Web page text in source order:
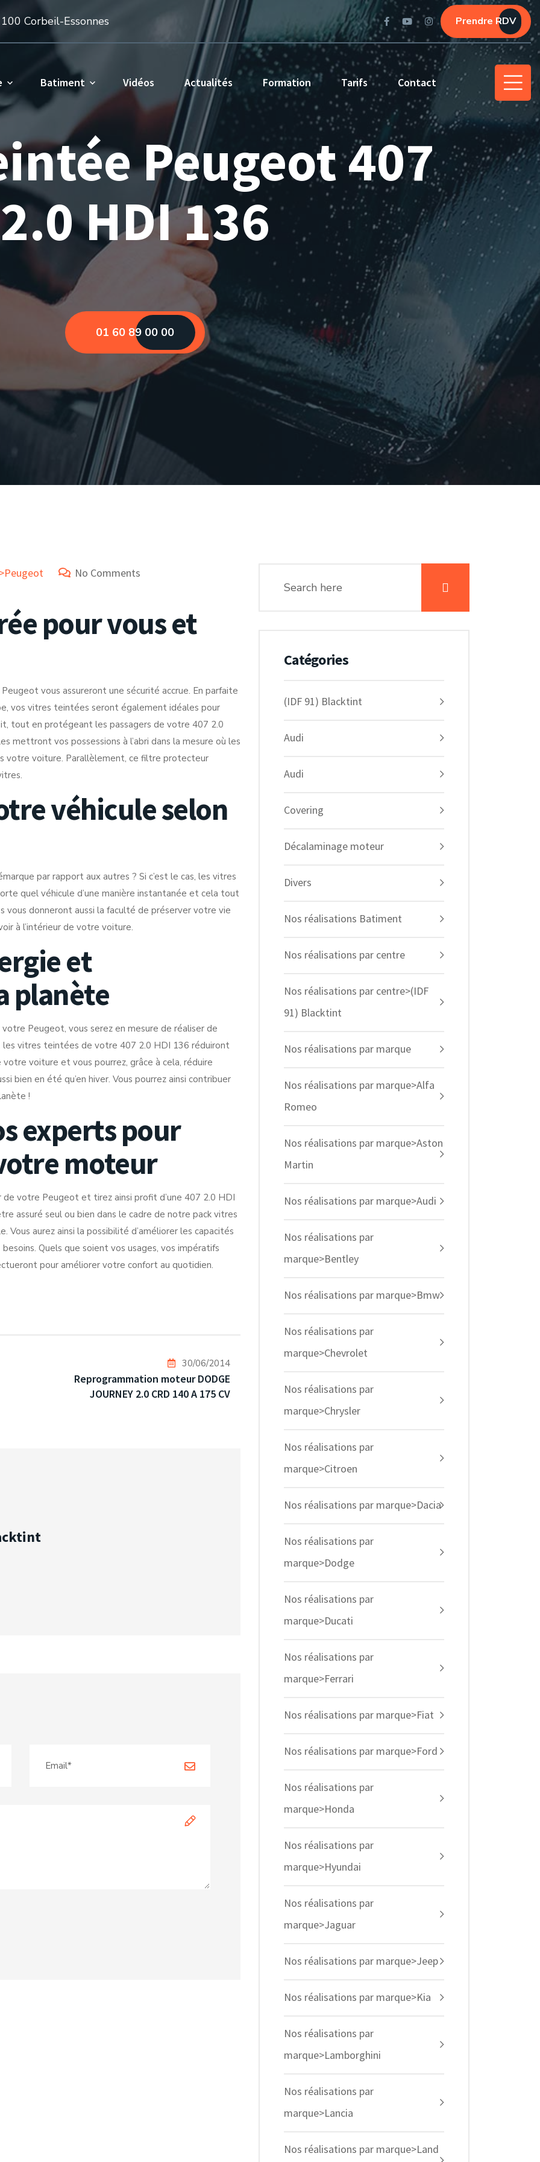
Corbeil-Essonnes Prendre RDV
Batiment Vidéos Actualités Formation Tarifs Contact
Peugeot 407
2.0 HDI 136
01 60 89 00 00
No Comments
pour vous et
vous assureront une sécurité accrue. En parfaite
vos vitres teintées seront également idéales pour
tout en protégeant les passagers de votre 407 2.0
mettront vos possessions à l’abri dans la mesure où les
votre voiture. Parallèlement, ce filtre protecteur
véhicule selon
par rapport aux autres ? Si c’est le cas, les vitres
quel véhicule d’une manière instantanée et cela tout
vous donneront aussi la faculté de préserver votre vie
à l’intérieur de votre voiture.
et
planète
Peugeot, vous serez en mesure de réaliser de
vitres teintées de votre 407 2.0 HDI 136 réduiront
voiture et vous pourrez, grâce à cela, réduire
bien en été qu’en hiver. Vous pourrez ainsi contribuer
!
experts pour
moteur
votre Peugeot et tirez ainsi profit d’une 407 2.0 HDI
assuré seul ou bien dans le cadre de notre pack vitres
aurez ainsi la possibilité d’améliorer les capacités
Quels que soient vos usages, vos impératifs
pour améliorer votre confort au quotidien.
30/06/2014
Reprogrammation moteur DODGE
JOURNEY 2.0 CRD 140 A 175 CV
Catégories
(IDF 91) Blacktint
Audi
Audi
Covering
Décalaminage moteur
Divers
Nos réalisations Batiment
Nos réalisations par centre
Nos réalisations par centre>(IDF
91) Blacktint
Nos réalisations par marque
Nos réalisations par marque>Alfa
Romeo
Nos réalisations par marque>Aston
Martin
Nos réalisations par marque>Audi
Nos réalisations par
marque>Bentley
Nos réalisations par marque>Bmw
Nos réalisations par
marque>Chevrolet
Nos réalisations par
marque>Chrysler
Nos réalisations par
marque>Citroen
Nos réalisations par marque>Dacia
Nos réalisations par
marque>Dodge
Nos réalisations par
marque>Ducati
Nos réalisations par
marque>Ferrari
Nos réalisations par marque>Fiat
Nos réalisations par marque>Ford
Nos réalisations par
marque>Honda
Nos réalisations par
marque>Hyundai
Nos réalisations par
marque>Jaguar
Nos réalisations par marque>Jeep
Nos réalisations par marque>Kia
Nos réalisations par
marque>Lamborghini
Nos réalisations par
marque>Lancia
Nos réalisations par marque>Land